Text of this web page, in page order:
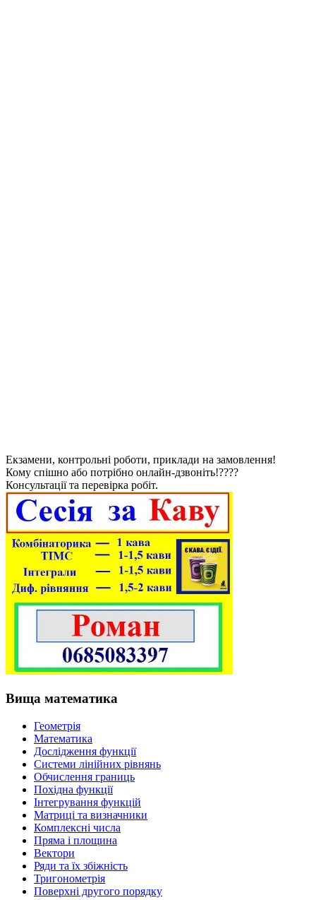
Екзамени, контрольні роботи, приклади на замовлення!
Кому спішно або потрібно онлайн-дзвоніть!????
Консультації та перевірка робіт.
Вища математика
Геометрія
Математика
Дослідження функції
Системи лінійних рівнянь
Обчислення границь
Похідна функції
Інтегрування функцій
Матриці та визначники
Комплексні числа
Пряма і площина
Вектори
Ряди та їх збіжність
Тригонометрія
Поверхні другого порядку